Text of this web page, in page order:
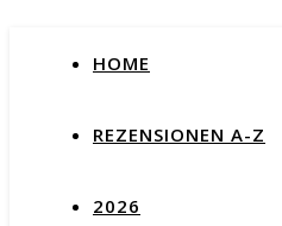
HOME
REZENSIONEN A-Z
2026